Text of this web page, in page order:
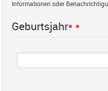
Informationen oder
Geburtsjahr* *